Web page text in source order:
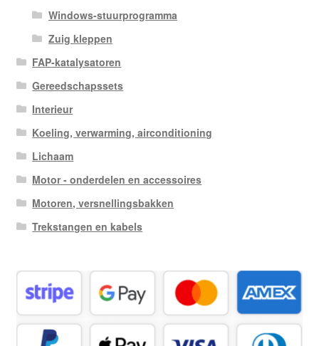
Windows-stuurprogramma
Zuig kleppen
FAP-katalysatoren
Gereedschapssets
Interieur
Koeling, verwarming, airconditioning
Lichaam
Motor - onderdelen en accessoires
Motoren, versnellingsbakken
Trekstangen en kabels